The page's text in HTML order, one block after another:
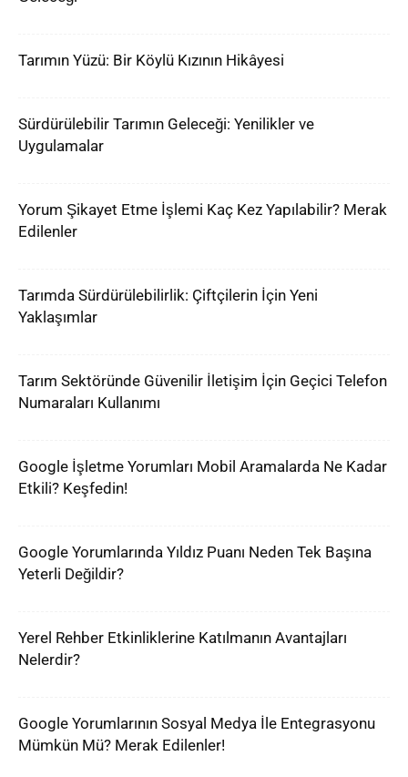
Tarımın Yüzü: Bir Köylü Kızının Hikâyesi
Sürdürülebilir Tarımın Geleceği: Yenilikler ve
Uygulamalar
Yorum Şikayet Etme İşlemi Kaç Kez Yapılabilir? Merak
Edilenler
Tarımda Sürdürülebilirlik: Çiftçilerin İçin Yeni
Yaklaşımlar
Tarım Sektöründe Güvenilir İletişim İçin Geçici Telefon
Numaraları Kullanımı
Google İşletme Yorumları Mobil Aramalarda Ne Kadar
Etkili? Keşfedin!
Google Yorumlarında Yıldız Puanı Neden Tek Başına
Yeterli Değildir?
Yerel Rehber Etkinliklerine Katılmanın Avantajları
Nelerdir?
Google Yorumlarının Sosyal Medya İle Entegrasyonu
Mümkün Mü? Merak Edilenler!